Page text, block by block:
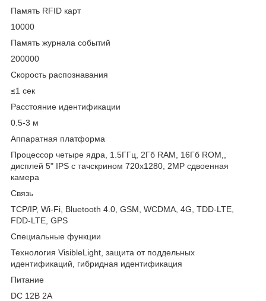
Память RFID карт
10000
Память журнала событий
200000
Скорость распознавания
≤1 сек
Расстояние идентификации
0.5-3 м
Аппаратная платформа
Процессор четыре ядра, 1.5ГГц, 2Гб RAM, 16Гб ROM,,
дисплей 5" IPS с тачскрином 720х1280, 2МP сдвоенная
камера
Связь
TCP/IP, Wi-Fi, Bluetooth 4.0, GSM, WCDMA, 4G, TDD-LTE,
FDD-LTE, GPS
Специальные функции
Технология VisibleLight, защита от поддельных
идентификаций, гибридная идентификация
Питание
DC 12В 2A